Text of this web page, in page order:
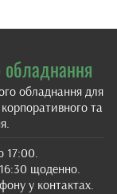
обладнання
обладнання для
та
17:00.
щоденно.
у контактах.